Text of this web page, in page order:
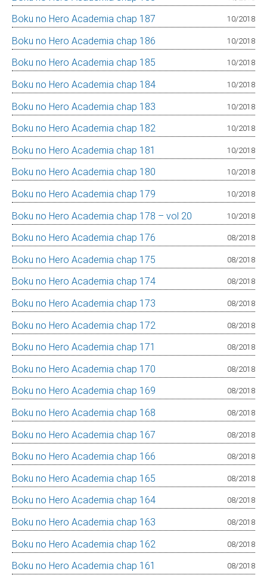
Boku no Hero Academia chap 187 10/2018
Boku no Hero Academia chap 186 10/2018
Boku no Hero Academia chap 185 10/2018
Boku no Hero Academia chap 184 10/2018
Boku no Hero Academia chap 183 10/2018
Boku no Hero Academia chap 182 10/2018
Boku no Hero Academia chap 181 10/2018
Boku no Hero Academia chap 180 10/2018
Boku no Hero Academia chap 179 10/2018
Boku no Hero Academia chap 178 – vol 20 10/2018
Boku no Hero Academia chap 176 08/2018
Boku no Hero Academia chap 175 08/2018
Boku no Hero Academia chap 174 08/2018
Boku no Hero Academia chap 173 08/2018
Boku no Hero Academia chap 172 08/2018
Boku no Hero Academia chap 171 08/2018
Boku no Hero Academia chap 170 08/2018
Boku no Hero Academia chap 169 08/2018
Boku no Hero Academia chap 168 08/2018
Boku no Hero Academia chap 167 08/2018
Boku no Hero Academia chap 166 08/2018
Boku no Hero Academia chap 165 08/2018
Boku no Hero Academia chap 164 08/2018
Boku no Hero Academia chap 163 08/2018
Boku no Hero Academia chap 162 08/2018
Boku no Hero Academia chap 161 08/2018